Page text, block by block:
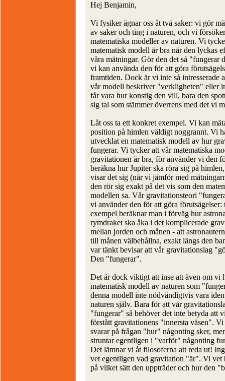
Hej Benjamin,
Vi fysiker ägnar oss åt två saker: vi gör
av saker och ting i naturen, och vi
matematiska modeller av naturen. Vi
matematisk modell är bra när den lyckas
våra mätningar. Gör den det så "fungerar
vi kan använda den för att göra
framtiden. Dock är vi inte så intresserade
vår modell beskriver "verkligheten" eller
får vara hur konstig den vill, bara den
sig tal som stämmer överrens med det vi
Låt oss ta ett konkret exempel. Vi kan
position på himlen väldigt noggrannt. Vi
utvecklat en matematisk modell av hur
fungerar. Vi tycker att vår matematiska
gravitationen är bra, för använder vi den
beräkna hur Jupiter ska röra sig på
visar det sig (när vi jämför med
den rör sig exakt på det vis som den
modellen sa. Vår gravitationsteori
vi använder den för att göra förutsägelser:
exempel beräknar man i förväg hur
rymdraket ska åka i det komplicerade
mellan jorden och månen - att
till månen välbehållna, exakt längs den
var tänkt bevisar att vår gravitationslag
Den "fungerar".
Det är dock viktigt att inse att även om vi
matematisk modell av naturen som
denna modell inte nödvändigtvis vara
naturen själv. Bara för att vår
"fungerar" så behöver det inte betyda att
förstått gravitationens "innersta väsen".
svarar på frågan "hur" någonting sker,
struntar egentligen i "varför" någonting
Det lämnar vi åt filosoferna att reda ut!
vet egentligen vad gravitation "är". Vi vet
på vilket sätt den uppträder och hur den